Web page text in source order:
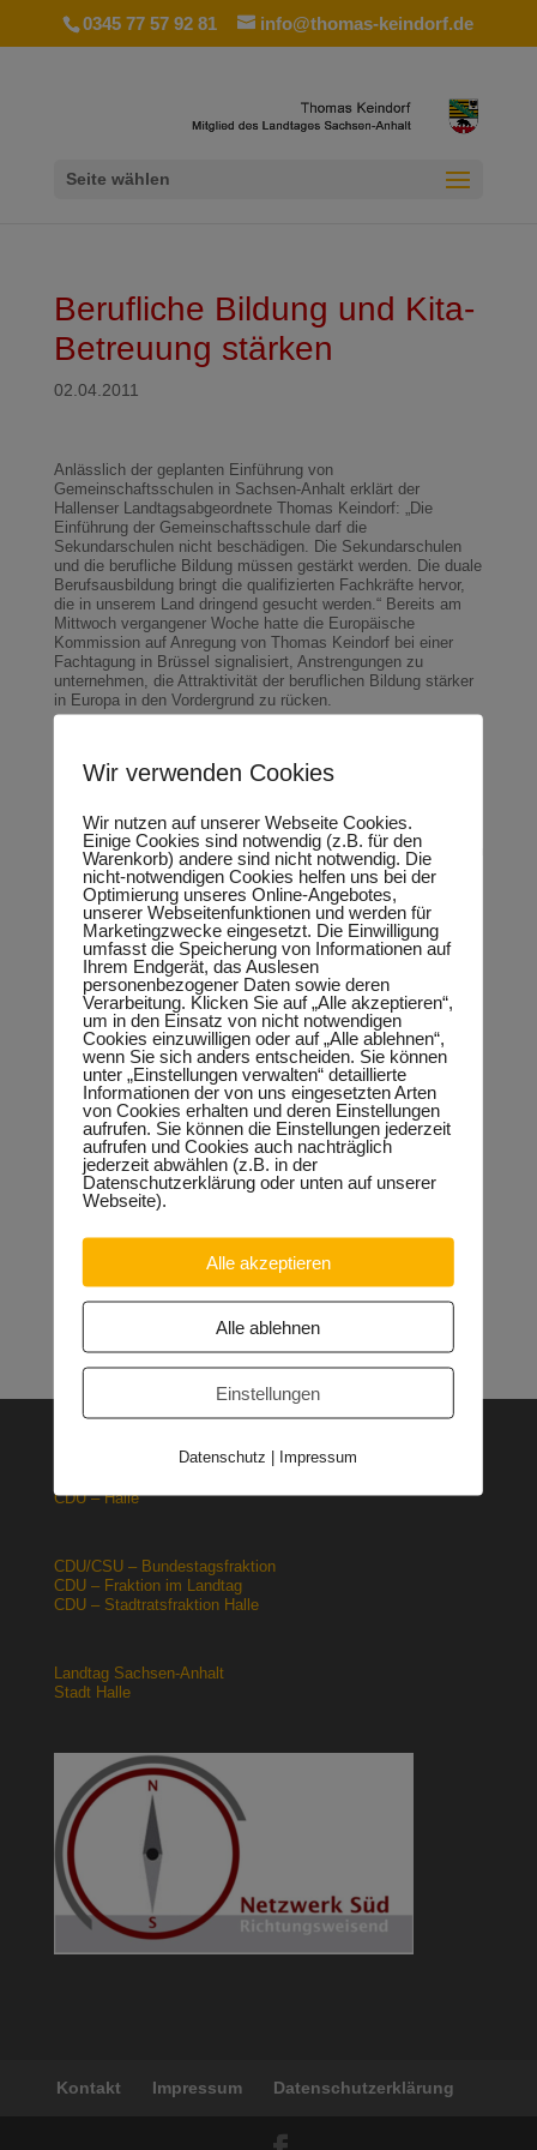
0345 77 57 92 81 info@thomas-keindorf.de
Seite wählen
Berufliche Bildung und Kita-
Betreuung stärken
02.04.2011
Anlässlich der geplanten Einführung von
Gemeinschaftsschulen in Sachsen-Anhalt erklärt der
Hallenser Landtagsabgeordnete Thomas Keindorf: „Die
Einführung der Gemeinschaftsschule darf die
Sekundarschulen nicht beschädigen. Die Sekundarschulen
und die berufliche Bildung müssen gestärkt werden. Die duale
Berufsausbildung bringt die qualifizierten Fachkräfte hervor,
die in unserem Land dringend gesucht werden.“ Bereits am
Mittwoch vergangener Woche hatte die Europäische
Kommission auf Anregung von Thomas Keindorf bei einer
Fachtagung in Brüssel signalisiert, Anstrengungen zu
unternehmen, die Attraktivität der beruflichen Bildung stärker
in Europa in den Vordergrund zu rücken.
darauf ankommen, den Betreuungsschlüssel an jede neue
zugunsten der Kinder angesetzt werden. Da stellt sich dann
die Frage, wer das bezahlt“, so Keindorf. Eine Verbesserung
im Verhältnis Betreuer-Kind wird von vielen Kita-Einrichtungen
gefordert. „Es ist wichtig, dass bei der Neuregelung auch die
Bedürfnisse berufstätiger Eltern berücksichtigt werden“,
erklärt Keindorf. Zudem wird aus Sicht zahlreicher
Einrichtungen bereits jetzt die freigestellte Leitungszeit in der
Kita zu niedrig angesetzt.
Neueste Beiträge
Sondervermögen für die Europachaussee richtige
Entscheidung! 30.04.2026
Halle: Erhöhung der Gewerbesteuer ist falsches Signal
26.03.2026
Orgacid-Altlasten: Bund und Land mit in der Verantwortung
Halle: Sondervermögen Infrastruktur für die Europachaussee
Lehrpläne: Grundsteine für spätere Ausbildung werden in der
23.01.2026
CDU – Deutschland
CDU – Halle
CDU/CSU – Bundestagsfraktion
CDU – Fraktion im Landtag
CDU – Stadtratsfraktion Halle
Landtag Sachsen-Anhalt
Stadt Halle
Kontakt Impressum Datenschutzerklärung
Wir verwenden Cookies
Wir nutzen auf unserer Webseite Cookies.
Einige Cookies sind notwendig (z.B. für den
Warenkorb) andere sind nicht notwendig. Die
nicht-notwendigen Cookies helfen uns bei der
Optimierung unseres Online-Angebotes,
unserer Webseitenfunktionen und werden für
Marketingzwecke eingesetzt. Die Einwilligung
umfasst die Speicherung von Informationen auf
Ihrem Endgerät, das Auslesen
personenbezogener Daten sowie deren
Verarbeitung. Klicken Sie auf „Alle akzeptieren“,
um in den Einsatz von nicht notwendigen
Cookies einzuwilligen oder auf „Alle ablehnen“,
wenn Sie sich anders entscheiden. Sie können
unter „Einstellungen verwalten“ detaillierte
Informationen der von uns eingesetzten Arten
von Cookies erhalten und deren Einstellungen
aufrufen. Sie können die Einstellungen jederzeit
aufrufen und Cookies auch nachträglich
jederzeit abwählen (z.B. in der
Datenschutzerklärung oder unten auf unserer
Webseite).
Alle akzeptieren
Alle ablehnen
Einstellungen
Datenschutz | Impressum